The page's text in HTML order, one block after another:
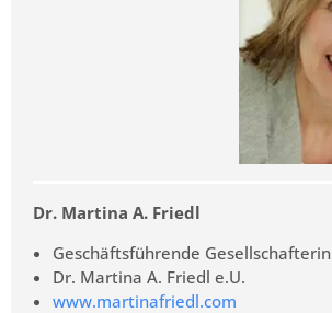
Dr. Martina A. Friedl
Geschäftsführende Gesellschafterin
Dr. Martina A. Friedl e.U.
www.martinafriedl.com